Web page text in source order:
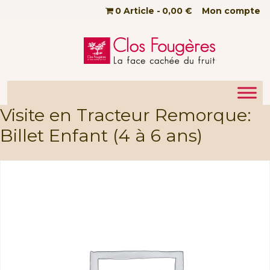
Passer au contenu principal Mon compte
0 Article 0,00 €
Visite en Tracteur Remorque:
Billet Enfant (4 à 6 ans)